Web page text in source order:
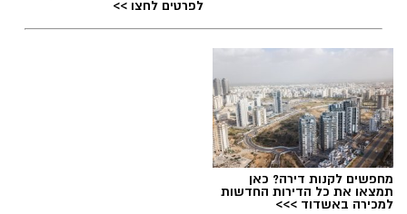
לפרטים לחצו >>
מחפשים לקנות דירה? כאן
תמצאו את כל הדירות החדשות
למכירה באשדוד >>>